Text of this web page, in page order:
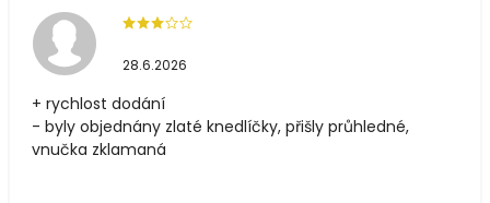
28.6.2026
+ rychlost dodání
- byly objednány zlaté knedlíčky, přišly průhledné,
vnučka zklamaná